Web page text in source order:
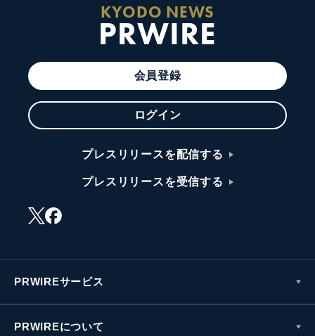
KYODO NEWS
PRWIRE
会員登録
ログイン
プレスリリースを配信する
プレスリリースを受信する
PRWIREサービス
PRWIREについて